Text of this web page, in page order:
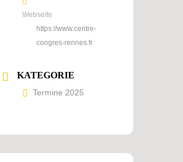
Webseite
https://www.centre-
congres-rennes.fr
KATEGORIE
Termine 2025